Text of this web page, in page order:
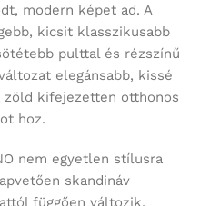
modern képet ad. A
kicsit klasszikusabb
pulttal és rézszínű
elegánsabb, kissé
zöld kifejezetten otthonos
hoz.
nem egyetlen stílusra
skandináv
függően változik,